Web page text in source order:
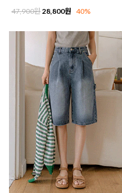
47,900원 28,800원 40%